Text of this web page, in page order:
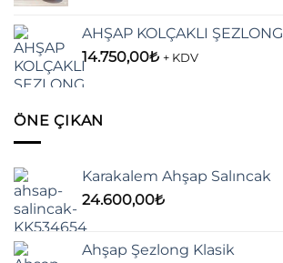
AHŞAP KOLÇAKLI ŞEZLONG
14.750,00₺ + KDV
ÖNE ÇIKAN
Karakalem Ahşap Salıncak
24.600,00₺
Ahşap Şezlong Klasik